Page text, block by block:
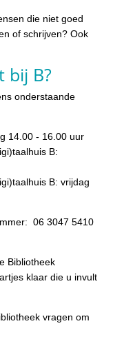
die niet goed
of schrijven? Ook
bij B?
onderstaande
14.00 - 16.00 uur
B:
B: vrijdag
06 3047 5410
Bibliotheek
klaar die u invult
vragen om